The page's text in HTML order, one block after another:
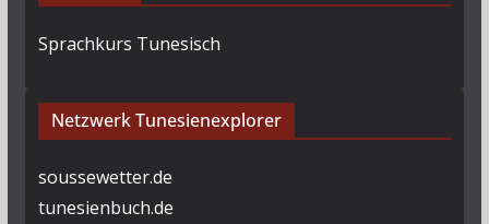
Sprachkurs Tunesisch
Netzwerk Tunesienexplorer
soussewetter.de
tunesienbuch.de